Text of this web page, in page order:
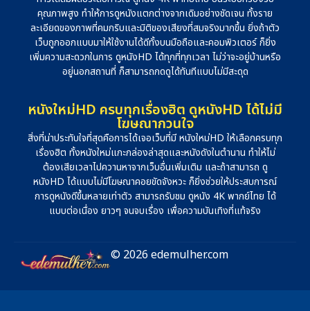
คุณภาพสูง ทำให้การดูหนังแตกต่างจากเดิมอย่างชัดเจน ทั้งราย
ละเอียดของภาพที่คมกริบและมิติของเสียงที่สมจริงมากขึ้น ยิ่งถ้าตัว
เว็บถูกออกแบบมาให้ใช้งานได้ดีทั้งบนมือถือและคอมพิวเตอร์ ก็ยิ่ง
เพิ่มความสะดวกในการ ดูหนังHD ได้ทุกที่ทุกเวลา ไม่ว่าจะอยู่บ้านหรือ
อยู่นอกสถานที่ ก็สามารถกดดูได้ทันทีแบบไม่มีสะดุด
หนังใหม่HD ครบทุกเรื่องฮิต ดูหนังHD ได้ไม่มี
โฆษณากวนใจ
สิ่งที่น่าประทับใจที่สุดคือการได้เจอเว็บที่มี หนังใหม่HD ให้เลือกครบทุก
เรื่องฮิต ทั้งหนังใหม่แกะกล่องล่าสุดและหนังดังในตำนาน ทำให้ไม่
ต้องเสียเวลาไปควานหาจากเว็บอื่นเพิ่มเติม และถ้าสามารถ ดู
หนังHD ได้แบบไม่มีโฆษณาคอยขัดจังหวะ ก็ยิ่งช่วยให้ประสบการณ์
การดูหนังดีขึ้นหลายเท่าตัว สามารถรับชม ดูหนัง 4K พากย์ไทย ได้
แบบต่อเนื่อง ยาวๆ จนจบเรื่อง เพื่อความบันเทิงที่แท้จริง
© 2026 edemulher.com